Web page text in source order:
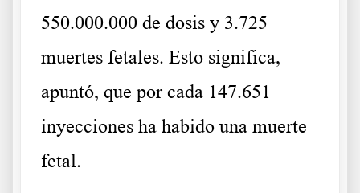
550.000.000 de dosis y 3.725
muertes fetales. Esto significa,
apuntó, que por cada 147.651
inyecciones ha habido una muerte
fetal.